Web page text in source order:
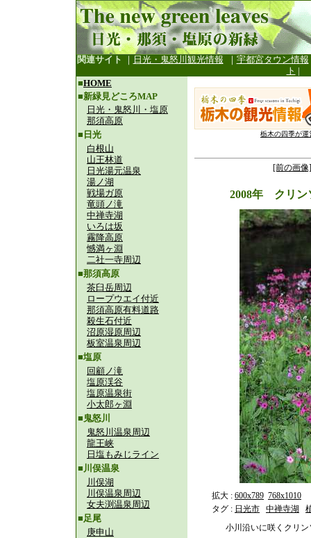
関連サイト ｜ 日光・鬼怒川観光情報 ｜ 宇都宮タウン情報
ト |
■HOME
■新緑見どころMAP
日光・鬼怒川・塩原
那須高原
■日光
白根山
山王林道
日光湯元温泉
湯ノ湖
戦場ガ原
竜頭ノ滝
中禅寺湖
いろは坂
霧降高原
憾満ヶ淵
二社一寺周辺
■那須高原
茶臼岳周辺
ロープウエイ付近
那須高原有料道路
殺生石付近
沼原湿原周辺
板室温泉周辺
■塩原
回顧ノ滝
塩原渓谷
塩原温泉街
小太郎ヶ淵
■鬼怒川
鬼怒川温泉周辺
龍王峡
日塩もみじライン
■川俣温泉
川俣湖
川俣温泉周辺
女夫渕温泉周辺
■足尾
庚申山
栃木の四季が運
[前の画像]
2008年 クリン
拡大 : 600x789 768x1010
タグ : 日光市 中禅寺湖
小川沿いに咲くクリン